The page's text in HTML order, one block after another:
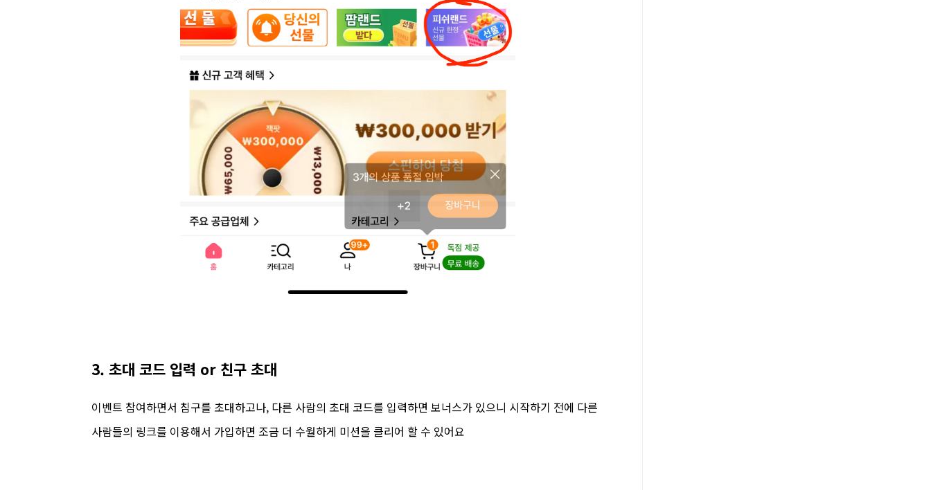
3. 초대 코드 입력 or 친구 초대
이벤트 참여하면서 침구를 초대하고나, 다른 사람의 초대 코드를 입력하면 보너스가 있으니 시작하기 전에 다른
사람들의 링크를 이용해서 가입하면 조금 더 수월하게 미션을 클리어 할 수 있어요